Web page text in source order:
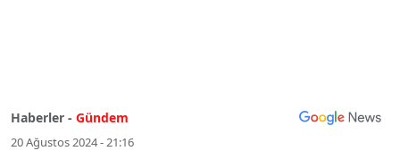
Haberler - Gündem
20 Ağustos 2024 - 21:16